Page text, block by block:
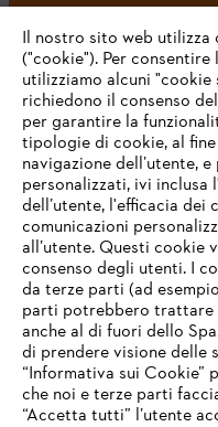
L’azienda
STIHL FAQ
Service
IHR BROWSER
Il nostro sito web
("cookie"). Per
utilizziamo alcuni
richiedono il consenso
per garantire la
tipologie di cookie, al fine
navigazione dell’utente,
personalizzati, ivi
dell’utente, l'efficacia
comunicazioni
all’utente. Questi cookie
consenso degli utenti. I
da terze parti (ad
parti potrebbero trattare
anche al di fuori dello
di prendere visione delle
“Informativa sui Cookie”
che noi e terze parti
“Accetta tutti” l’utente